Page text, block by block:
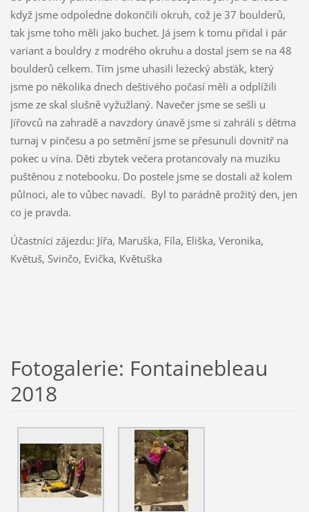
když jsme odpoledne dokončili okruh, což je 37 boulderů,
tak jsme toho měli jako buchet. Já jsem k tomu přidal i pár
variant a bouldry z modrého okruhu a dostal jsem se na 48
boulderů celkem. Tím jsme uhasili lezecký absťák, který
jsme po několika dnech deštivého počasí měli a odplížili
jsme ze skal slušně vyžužlaný. Navečer jsme se sešli u
Jířovců na zahradě a navzdory únavě jsme si zahráli s dětma
turnaj v pinčesu a po setmění jsme se přesunuli dovnitř na
pokec u vína. Děti zbytek večera protancovaly na muziku
puštěnou z notebooku. Do postele jsme se dostali až kolem
půlnoci, ale to vůbec navadí. Byl to parádně prožitý den, jen
co je pravda.
Účastníci zájezdu: Jířa, Maruška, Fíla, Eliška, Veronika,
Květuš, Svinčo, Evička, Květuška
Fotogalerie: Fontainebleau
2018